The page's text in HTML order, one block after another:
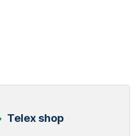
Telex shop